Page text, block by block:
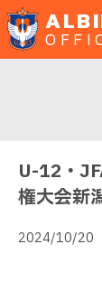
U-12・
権大会新
2024/10/20